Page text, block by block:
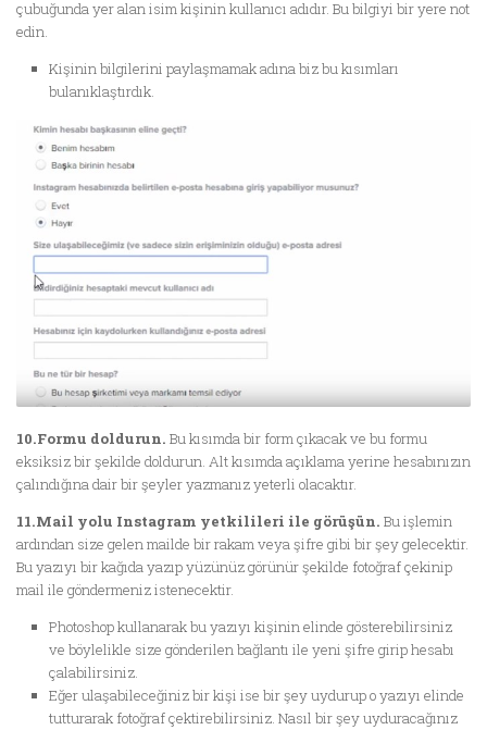
çubuğunda yer alan isim kişinin kullanıcı adıdır. Bu bilgiyi bir yere not
edin.
Kişinin bilgilerini paylaşmamak adına biz bu kısımları
bulanıklaştırdık.
10.Formu doldurun. Bu kısımda bir form çıkacak ve bu formu
eksiksiz bir şekilde doldurun. Alt kısımda açıklama yerine hesabınızın
çalındığına dair bir şeyler yazmanız yeterli olacaktır.
11.Mail yolu Instagram yetkilileri ile görüşün. Bu işlemin
ardından size gelen mailde bir rakam veya şifre gibi bir şey gelecektir.
Bu yazıyı bir kağıda yazıp yüzünüz görünür şekilde fotoğraf çekinip
mail ile göndermeniz istenecektir.
Photoshop kullanarak bu yazıyı kişinin elinde gösterebilirsiniz
ve böylelikle size gönderilen bağlantı ile yeni şifre girip hesabı
çalabilirsiniz.
Eğer ulaşabileceğiniz bir kişi ise bir şey uydurup o yazıyı elinde
tutturarak fotoğraf çektirebilirsiniz. Nasıl bir şey uyduracağınız